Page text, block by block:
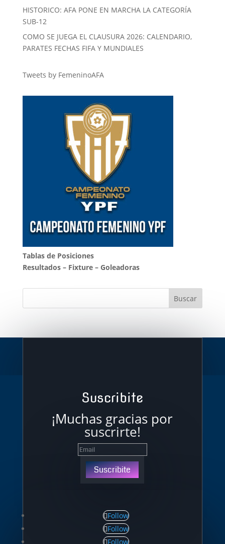
HISTORICO: AFA PONE EN MARCHA LA CATEGORÍA
SUB-12
COMO SE JUEGA EL CLAUSURA 2026: CALENDARIO,
PARATES FECHAS FIFA Y MUNDIALES
Tweets by FemeninoAFA
Tablas de Posiciones
Resultados– Fixture– Goleadoras
Suscribite
¡Muchas gracias por
suscrirte!
Suscribite
Follow
Follow
Follow